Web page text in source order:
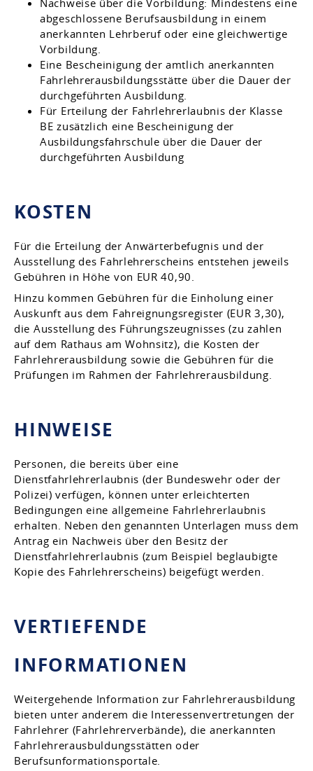
Nachweise über die Vorbildung: Mindestens eine
abgeschlossene Berufsausbildung in einem
anerkannten Lehrberuf oder eine gleichwertige
Vorbildung.
Eine Bescheinigung der amtlich anerkannten
Fahrlehrerausbildungsstätte über die Dauer der
durchgeführten Ausbildung.
Für Erteilung der Fahrlehrerlaubnis der Klasse
BE zusätzlich eine Bescheinigung der
Ausbildungsfahrschule über die Dauer der
durchgeführten Ausbildung
KOSTEN
Für die Erteilung der Anwärterbefugnis und der
Ausstellung des Fahrlehrerscheins entstehen jeweils
Gebühren in Höhe von EUR 40,90.
Hinzu kommen Gebühren für die Einholung einer
Auskunft aus dem Fahreignungsregister (EUR 3,30),
die Ausstellung des Führungszeugnisses (zu zahlen
auf dem Rathaus am Wohnsitz), die Kosten der
Fahrlehrerausbildung sowie die Gebühren für die
Prüfungen im Rahmen der Fahrlehrerausbildung.
HINWEISE
Personen, die bereits über eine
Dienstfahrlehrerlaubnis (der Bundeswehr oder der
Polizei) verfügen, können unter erleichterten
Bedingungen eine allgemeine Fahrlehrerlaubnis
erhalten. Neben den genannten Unterlagen muss dem
Antrag ein Nachweis über den Besitz der
Dienstfahrlehrerlaubnis (zum Beispiel beglaubigte
Kopie des Fahrlehrerscheins) beigefügt werden.
VERTIEFENDE
INFORMATIONEN
Weitergehende Information zur Fahrlehrerausbildung
bieten unter anderem die Interessenvertretungen der
Fahrlehrer (Fahrlehrerverbände), die anerkannten
Fahrlehrerausbuldungsstätten oder
Berufsunformationsportale.